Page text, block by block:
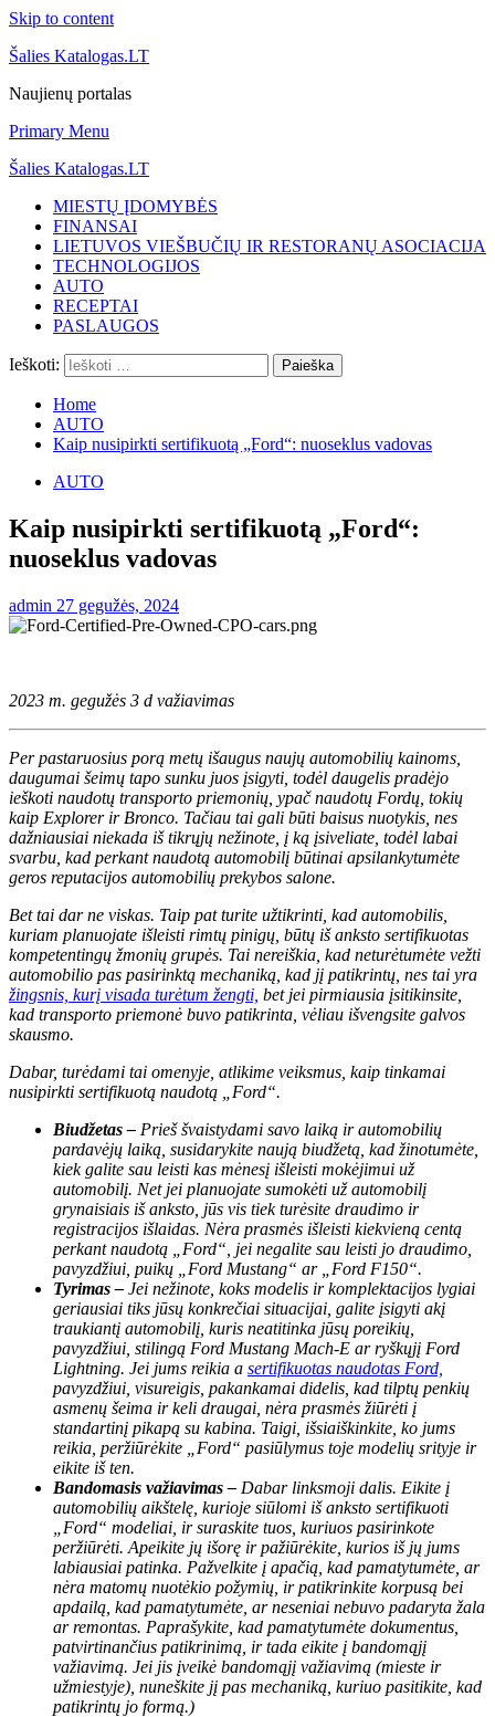
Skip to content
Šalies Katalogas.LT
Naujienų portalas
Primary Menu
Šalies Katalogas.LT
MIESTŲ ĮDOMYBĖS
FINANSAI
LIETUVOS VIEŠBUČIŲ IR RESTORANŲ ASOCIACIJA
TECHNOLOGIJOS
AUTO
RECEPTAI
PASLAUGOS
Ieškoti:
Home
AUTO
Kaip nusipirkti sertifikuotą „Ford“: nuoseklus vadovas
AUTO
Kaip nusipirkti sertifikuotą „Ford“:
nuoseklus vadovas
admin 27 gegužės, 2024
2023 m. gegužės 3 d važiavimas
Per pastaruosius porą metų išaugus naujų automobilių kainoms,
daugumai šeimų tapo sunku juos įsigyti, todėl daugelis pradėjo
ieškoti naudotų transporto priemonių, ypač naudotų Fordų, tokių
kaip Explorer ir Bronco. Tačiau tai gali būti baisus nuotykis, nes
dažniausiai niekada iš tikrųjų nežinote, į ką įsiveliate, todėl labai
svarbu, kad perkant naudotą automobilį būtinai apsilankytumėte
geros reputacijos automobilių prekybos salone.
Bet tai dar ne viskas. Taip pat turite užtikrinti, kad automobilis,
kuriam planuojate išleisti rimtų pinigų, būtų iš anksto sertifikuotas
kompetentingų žmonių grupės. Tai nereiškia, kad neturėtumėte vežti
automobilio pas pasirinktą mechaniką, kad jį patikrintų, nes tai yra
žingsnis, kurį visada turėtum žengti, bet jei pirmiausia įsitikinsite,
kad transporto priemonė buvo patikrinta, vėliau išvengsite galvos
skausmo.
Dabar, turėdami tai omenyje, atlikime veiksmus, kaip tinkamai
nusipirkti sertifikuotą naudotą „Ford“.
Biudžetas – Prieš švaistydami savo laiką ir automobilių
pardavėjų laiką, susidarykite naują biudžetą, kad žinotumėte,
kiek galite sau leisti kas mėnesį išleisti mokėjimui už
automobilį. Net jei planuojate sumokėti už automobilį
grynaisiais iš anksto, jūs vis tiek turėsite draudimo ir
registracijos išlaidas. Nėra prasmės išleisti kiekvieną centą
perkant naudotą „Ford“, jei negalite sau leisti jo draudimo,
pavyzdžiui, puikų „Ford Mustang“ ar „Ford F150“.
Tyrimas – Jei nežinote, koks modelis ir komplektacijos lygiai
geriausiai tiks jūsų konkrečiai situacijai, galite įsigyti akį
traukiantį automobilį, kuris neatitinka jūsų poreikių,
pavyzdžiui, stilingą Ford Mustang Mach-E ar ryškųjį Ford
Lightning. Jei jums reikia a sertifikuotas naudotas Ford,
pavyzdžiui, visureigis, pakankamai didelis, kad tilptų penkių
asmenų šeima ir keli draugai, nėra prasmės žiūrėti į
standartinį pikapą su kabina. Taigi, išsiaiškinkite, ko jums
reikia, peržiūrėkite „Ford“ pasiūlymus toje modelių srityje ir
eikite iš ten.
Bandomasis važiavimas – Dabar linksmoji dalis. Eikite į
automobilių aikštelę, kurioje siūlomi iš anksto sertifikuoti
„Ford“ modeliai, ir suraskite tuos, kuriuos pasirinkote
peržiūrėti. Apeikite jų išorę ir pažiūrėkite, kurios iš jų jums
labiausiai patinka. Pažvelkite į apačią, kad pamatytumėte, ar
nėra matomų nuotėkio požymių, ir patikrinkite korpusą bei
apdailą, kad pamatytumėte, ar neseniai nebuvo padaryta žala
ar remontas. Paprašykite, kad pamatytumėte dokumentus,
patvirtinančius patikrinimą, ir tada eikite į bandomąjį
važiavimą. Jei jis įveikė bandomąjį važiavimą (mieste ir
užmiestyje), nuneškite jį pas mechaniką, kuriuo pasitikite, kad
patikrintų jo formą.)